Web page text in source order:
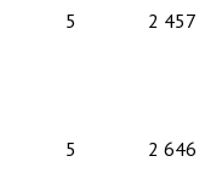
5 2 457
5 2 646